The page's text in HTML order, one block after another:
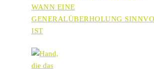
WANN EINE
GENERALÜBERHOLUNG
IST